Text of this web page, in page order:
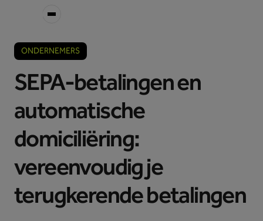
ONDERNEMERS
SEPA-betalingen en
automatische
domiciliëring:
vereenvoudig je
terugkerende betalingen